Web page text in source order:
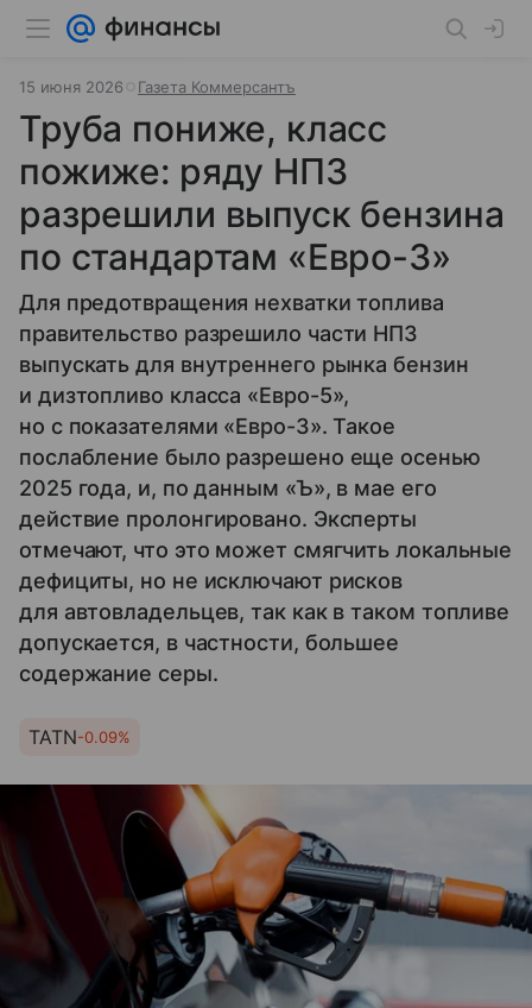
15 июня 2026 Газета Коммерсантъ
Труба пониже, класс
пожиже: ряду НПЗ
разрешили выпуск бензина
по стандартам «Евро-3»
Для предотвращения нехватки топлива
правительство разрешило части НПЗ
выпускать для внутреннего рынка бензин
и дизтопливо класса «Евро-5»,
но с показателями «Евро-3». Такое
послабление было разрешено еще осенью
2025 года, и, по данным «Ъ», в мае его
действие пролонгировано. Эксперты
отмечают, что это может смягчить локальные
дефициты, но не исключают рисков
для автовладельцев, так как в таком топливе
допускается, в частности, большее
содержание серы.
TATN-0.09%